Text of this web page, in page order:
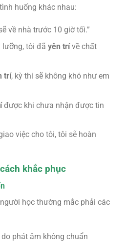
huống khác nhau:
về nhà trước 10 giờ tối.”
lưỡng, tôi đã yên trívề chất
trí, kỳ thi sẽ không khó như em
được khi chưa nhận được tin
việc cho tôi, tôi sẽ hoàn
khắc phục
học thường mắc phải các
do phát âm không chuẩn